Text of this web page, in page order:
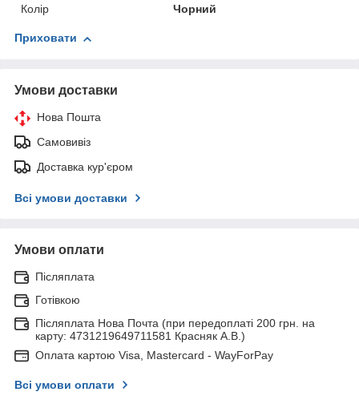
Колір
Чорний
Приховати
Умови доставки
Нова Пошта
Самовивіз
Доставка кур'єром
Всі умови доставки
Умови оплати
Післяплата
Готівкою
Післяплата Нова Почта (при передоплаті 200 грн. на
карту: 4731219649711581 Красняк А.В.)
Оплата картою Visa, Mastercard - WayForPay
Всі умови оплати